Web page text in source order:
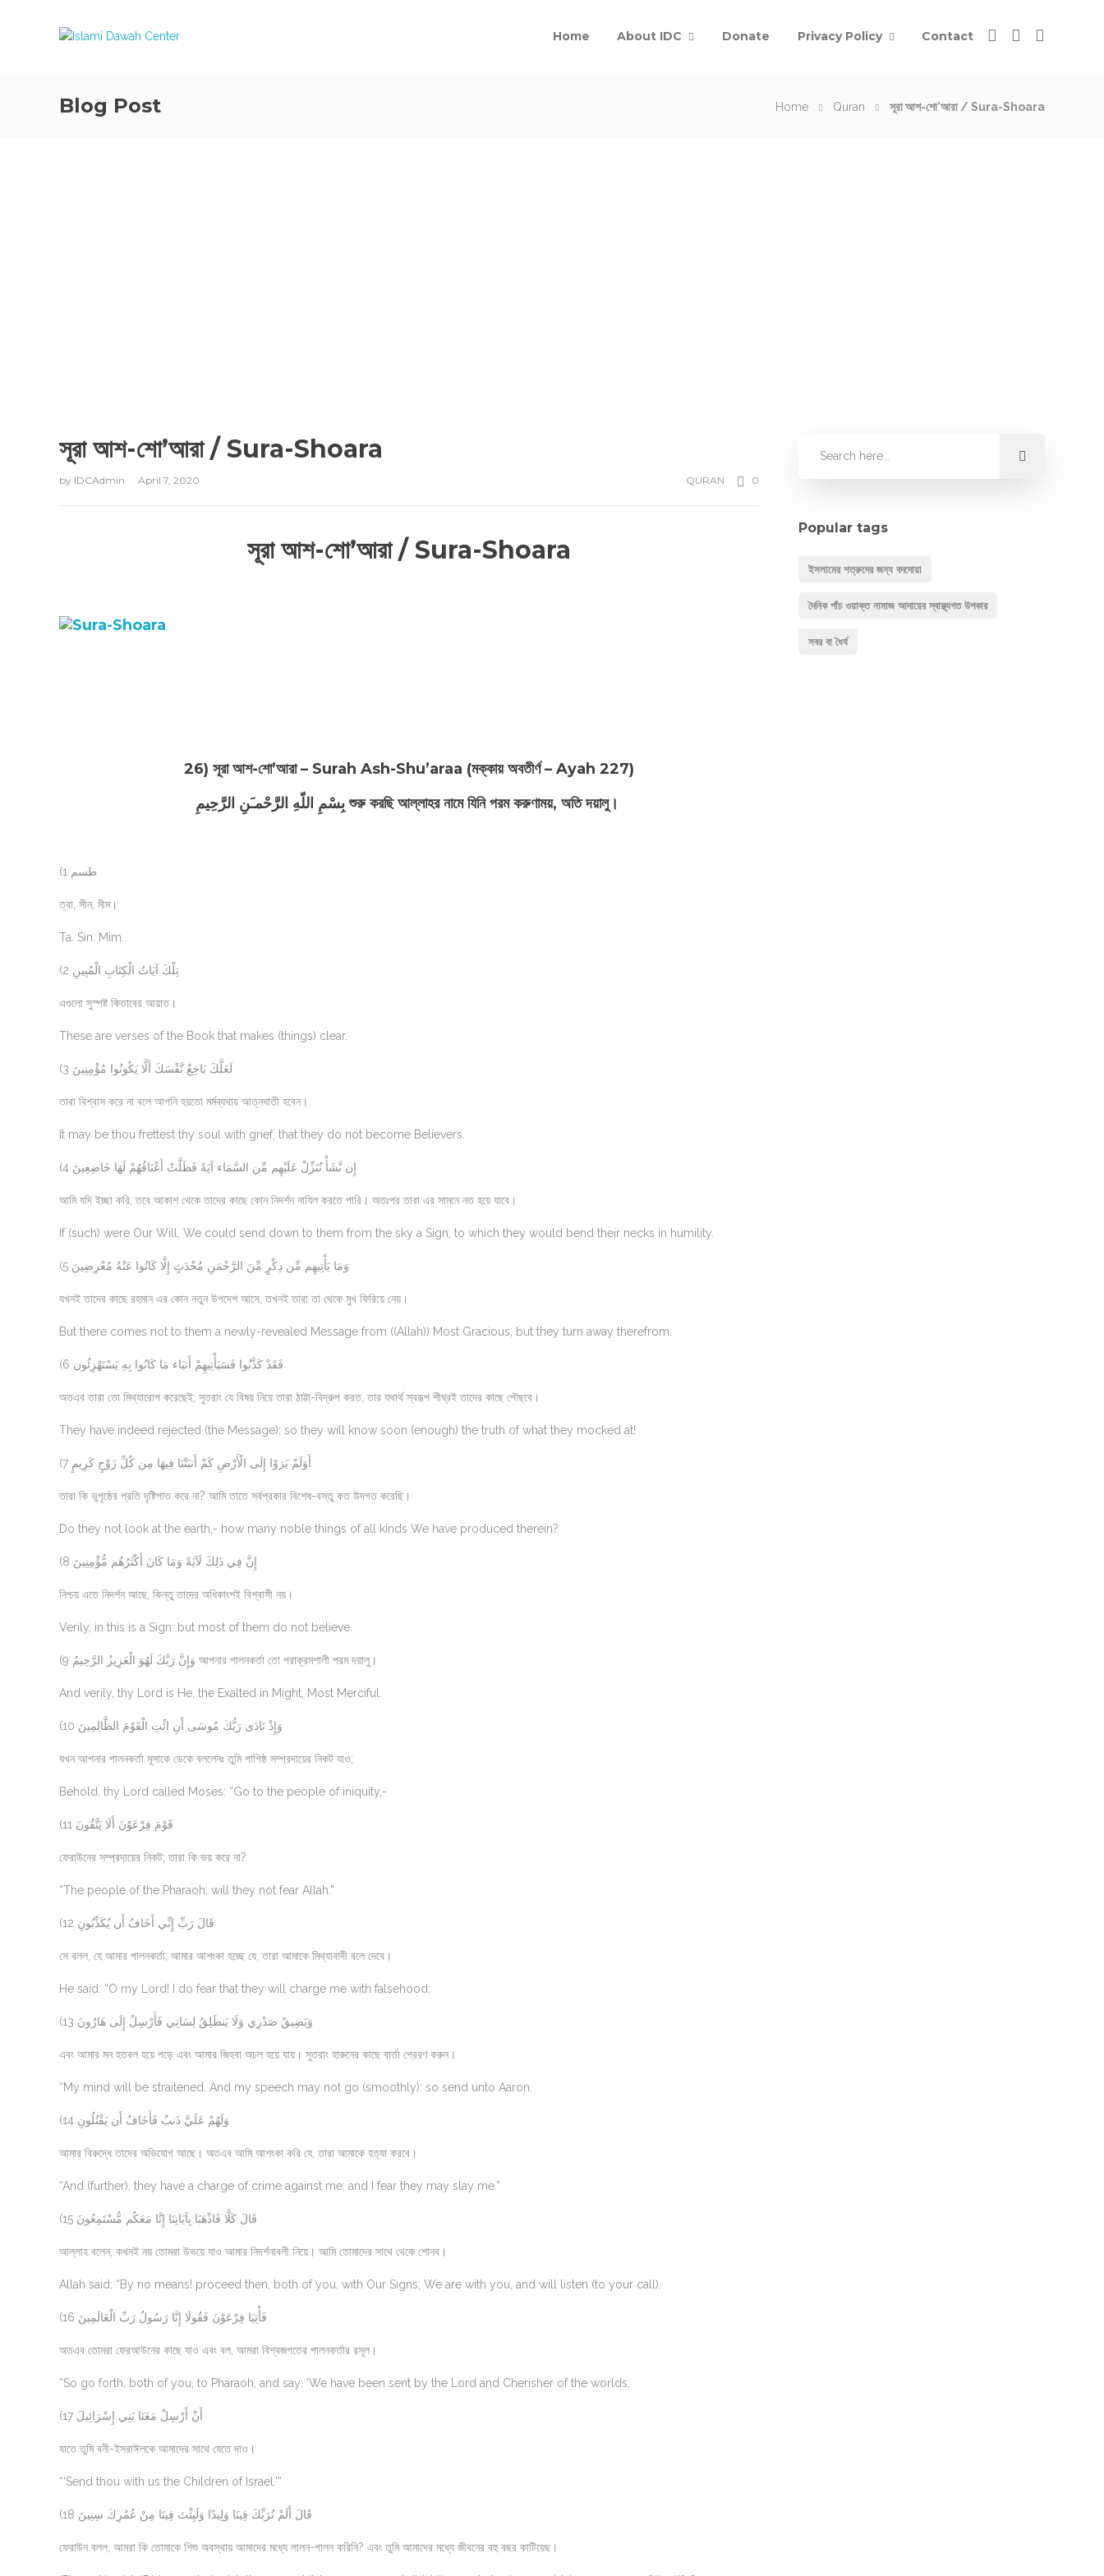
Home About IDC Donate Privacy Policy Contact
Blog Post Home Quran সূরা আশ-শো’আরা / Sura-Shoara
সূরা আশ-শো’আরা / Sura-Shoara
by IDCAdmin April 7, 2020 QURAN 0
সূরা আশ-শো’আরা / Sura-Shoara
26) সূরা আশ-শো’আরা – Surah Ash-Shu’araa (মক্কায় অবতীর্ণ – Ayah 227)
بِسْمِ اللّهِ الرَّحْمـَنِ الرَّحِيمِ শুরু করছি আল্লাহর নামে যিনি পরম করুণাময়, অতি দয়ালু।
(1 طسم
ত্বা, সীন, মীম।
Ta. Sin. Mim.
(2 تِلْكَ آيَاتُ الْكِتَابِ الْمُبِينِ
এগুলো সুস্পষ্ট কিতাবের আয়াত।
These are verses of the Book that makes (things) clear.
(3 لَعَلَّكَ بَاخِعٌ نَّفْسَكَ أَلَّا يَكُونُوا مُؤْمِنِينَ
তারা বিশ্বাস করে না বলে আপনি হয়তো মর্মব্যথায় আত্নঘাতী হবেন।
It may be thou frettest thy soul with grief, that they do not become Believers.
(4 إِن نَّشَأْ نُنَزِّلْ عَلَيْهِم مِّن السَّمَاء آيَةً فَظَلَّتْ أَعْنَاقُهُمْ لَهَا خَاضِعِينَ
আমি যদি ইচ্ছা করি, তবে আকাশ থেকে তাদের কাছে কোন নিদর্শন নাযিল করতে পারি। অতঃপর তারা এর সামনে নত হয়ে যাবে।
If (such) were Our Will, We could send down to them from the sky a Sign, to which they would bend their necks in humility.
(5 وَمَا يَأْتِيهِم مِّن ذِكْرٍ مِّنَ الرَّحْمَنِ مُحْدَثٍ إِلَّا كَانُوا عَنْهُ مُعْرِضِينَ
যখনই তাদের কাছে রহমান এর কোন নতুন উপদেশ আসে, তখনই তারা তা থেকে মুখ ফিরিয়ে নেয়।
But there comes not to them a newly-revealed Message from ((Allah)) Most Gracious, but they turn away therefrom.
(6 فَقَدْ كَذَّبُوا فَسَيَأْتِيهِمْ أَنبَاء مَا كَانُوا بِهِ يَسْتَهْزِئُون
অতএব তারা তো মিথ্যারোপ করেছেই; সুতরাং যে বিষয় নিয়ে তারা ঠাট্টা-বিদ্রুপ করত, তার যথার্থ স্বরূপ শীঘ্রই তাদের কাছে পৌছবে।
They have indeed rejected (the Message): so they will know soon (enough) the truth of what they mocked at!
(7 أَوَلَمْ يَرَوْا إِلَى الْأَرْضِ كَمْ أَنبَتْنَا فِيهَا مِن كُلِّ زَوْجٍ كَرِيمٍ
তারা কি ভুপৃষ্ঠের প্রতি দৃষ্টিপাত করে না? আমি তাতে সর্বপ্রকার বিশেষ-বস্তু কত উদগত করেছি।
Do they not look at the earth,- how many noble things of all kinds We have produced therein?
(8 إِنَّ فِي ذَلِكَ لَآيَةً وَمَا كَانَ أَكْثَرُهُم مُّؤْمِنِينَ
নিশ্চয় এতে নিদর্শন আছে, কিন্তু তাদের অধিকাংশই বিশ্বাসী নয়।
Verily, in this is a Sign: but most of them do not believe.
(9 وَإِنَّ رَبَّكَ لَهُوَ الْعَزِيزُ الرَّحِيمُ আপনার পালনকর্তা তো পরাক্রমশালী পরম দয়ালু।
And verily, thy Lord is He, the Exalted in Might, Most Merciful.
(10 وَإِذْ نَادَى رَبُّكَ مُوسَى أَنِ ائْتِ الْقَوْمَ الظَّالِمِينَ
যখন আপনার পালনকর্তা মূসাকে ডেকে বললেনঃ তুমি পাপিষ্ঠ সম্প্রদায়ের নিকট যাও;
Behold, thy Lord called Moses: “Go to the people of iniquity,-
(11 قَوْمَ فِرْعَوْنَ أَلَا يَتَّقُونَ
ফেরাউনের সম্প্রদায়ের নিকট; তারা কি ভয় করে না?
“The people of the Pharaoh: will they not fear Allah.”
(12 قَالَ رَبِّ إِنِّي أَخَافُ أَن يُكَذِّبُونِ
সে বলল, হে আমার পালনকর্তা, আমার আশংকা হচ্ছে যে, তারা আমাকে মিথ্যাবাদী বলে দেবে।
He said: “O my Lord! I do fear that they will charge me with falsehood:
(13 وَيَضِيقُ صَدْرِي وَلَا يَنطَلِقُ لِسَانِي فَأَرْسِلْ إِلَى هَارُونَ
এবং আমার মন হতবল হয়ে পড়ে এবং আমার জিহবা অচল হয়ে যায়। সুতরাং হারুনের কাছে বার্তা প্রেরণ করুন।
“My mind will be straitened. And my speech may not go (smoothly): so send unto Aaron.
(14 وَلَهُمْ عَلَيَّ ذَنبٌ فَأَخَافُ أَن يَقْتُلُونِ
আমার বিরুদ্ধে তাদের অভিযোগ আছে। অতএব আমি আশংকা করি যে, তারা আমাকে হত্যা করবে।
“And (further), they have a charge of crime against me; and I fear they may slay me.”
(15 قَالَ كَلَّا فَاذْهَبَا بِآيَاتِنَا إِنَّا مَعَكُم مُّسْتَمِعُونَ
আল্লাহ বলেন, কখনই নয় তোমরা উভয়ে যাও আমার নিদর্শনাবলী নিয়ে। আমি তোমাদের সাথে থেকে শোনব।
Allah said: “By no means! proceed then, both of you, with Our Signs; We are with you, and will listen (to your call).
(16 فَأْتِيَا فِرْعَوْنَ فَقُولَا إِنَّا رَسُولُ رَبِّ الْعَالَمِينَ
অতএব তোমরা ফেরআউনের কাছে যাও এবং বল, আমরা বিশ্বজগতের পালনকর্তার রসূল।
“So go forth, both of you, to Pharaoh, and say: ‘We have been sent by the Lord and Cherisher of the worlds;
(17 أَنْ أَرْسِلْ مَعَنَا بَنِي إِسْرَائِيلَ
যাতে তুমি বনী-ইসরাঈলকে আমাদের সাথে যেতে দাও।
“‘Send thou with us the Children of Israel.'”
(18 قَالَ أَلَمْ نُرَبِّكَ فِينَا وَلِيدًا وَلَبِثْتَ فِينَا مِنْ عُمُرِكَ سِنِينَ
ফেরাউন বলল, আমরা কি তোমাকে শিশু অবস্থায় আমাদের মধ্যে লালন-পালন করিনি? এবং তুমি আমাদের মধ্যে জীবনের বহু বছর কাটিয়েছ।
Popular tags
ইসলামের শত্রুদের জন্য বদদোয়া
দৈনিক পাঁচ ওয়াক্ত নামাজ আদায়ের স্বাস্থ্যগত উপকার
সবর বা ধৈর্য